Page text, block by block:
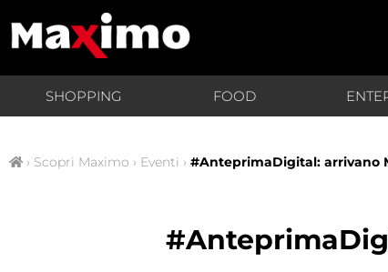
SHOPPING FOOD
› Scopri Maximo › Eventi › #AnteprimaDigital: arrivano